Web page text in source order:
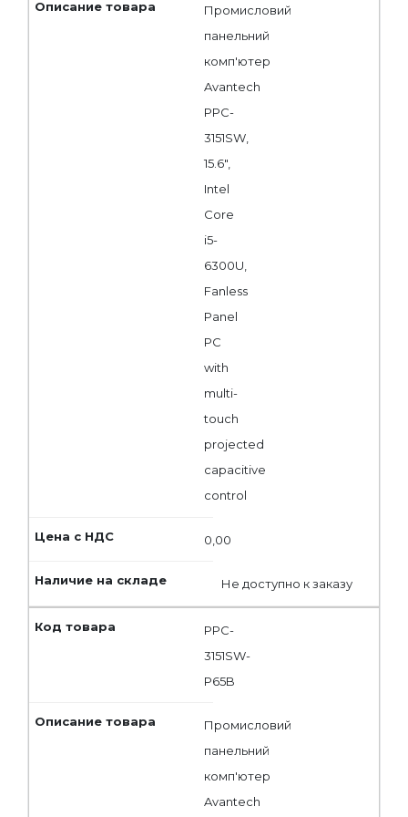
Промисловий
панельний
комп'ютер
Avantech
PPC-
3151SW,
15.6",
Intel
Core
i5-
6300U,
Fanless
Panel
PC
with
multi-
touch
projected
capacitive
control
0,00
Не доступно к заказу
PPC-
3151SW-
P65B
Промисловий
панельний
комп'ютер
Avantech